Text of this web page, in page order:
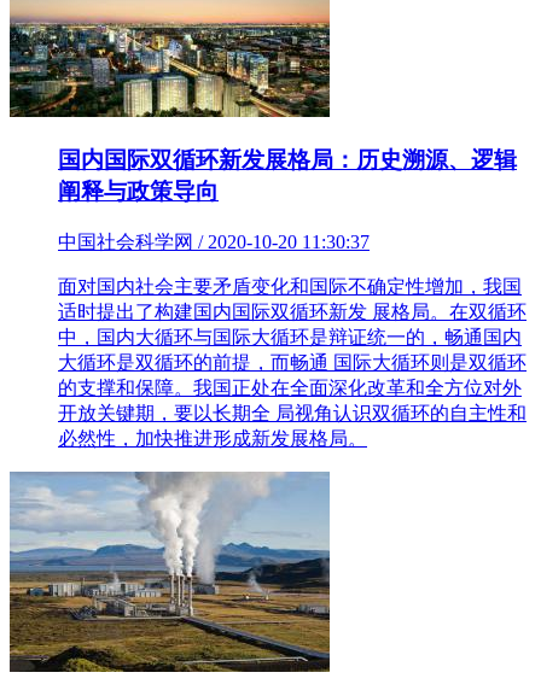
国内国际双循环新发展格局：历史溯源、逻辑
阐释与政策导向
中国社会科学网 / 2020-10-20 11:30:37
面对国内社会主要矛盾变化和国际不确定性增加，我国
适时提出了构建国内国际双循环新发 展格局。在双循环
中，国内大循环与国际大循环是辩证统一的，畅通国内
大循环是双循环的前提，而畅通 国际大循环则是双循环
的支撑和保障。我国正处在全面深化改革和全方位对外
开放关键期，要以长期全 局视角认识双循环的自主性和
必然性，加快推进形成新发展格局。